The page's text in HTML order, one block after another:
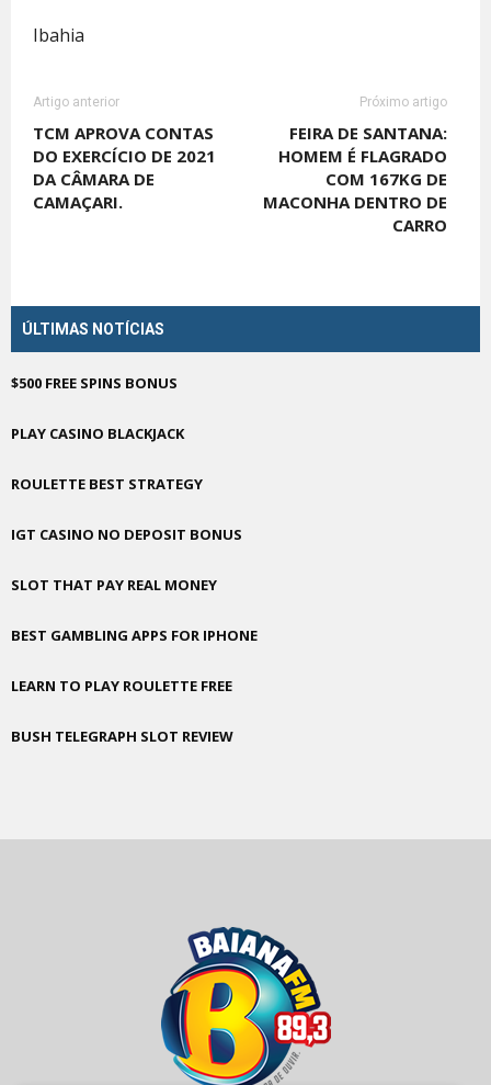
Ibahia
Artigo anterior
TCM APROVA CONTAS
DO EXERCÍCIO DE 2021
DA CÂMARA DE
CAMAÇARI.
Próximo artigo
FEIRA DE SANTANA:
HOMEM É FLAGRADO
COM 167KG DE
MACONHA DENTRO DE
CARRO
ÚLTIMAS NOTÍCIAS
$500 FREE SPINS BONUS
PLAY CASINO BLACKJACK
ROULETTE BEST STRATEGY
IGT CASINO NO DEPOSIT BONUS
SLOT THAT PAY REAL MONEY
BEST GAMBLING APPS FOR IPHONE
LEARN TO PLAY ROULETTE FREE
BUSH TELEGRAPH SLOT REVIEW